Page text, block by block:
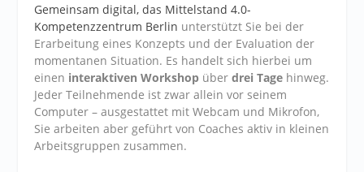
Gemeinsam digital, das Mittelstand 4.0-
Kompetenzzentrum Berlin unterstützt Sie bei der
Erarbeitung eines Konzepts und der Evaluation der
momentanen Situation. Es handelt sich hierbei um
einen interaktiven Workshop überdrei Tage hinweg.
Jeder Teilnehmende ist zwar allein vor seinem
Computer – ausgestattet mit Webcam und Mikrofon,
Sie arbeiten aber geführt von Coaches aktiv in kleinen
Arbeitsgruppen zusammen.